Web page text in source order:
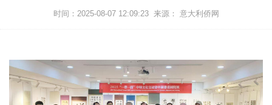
时间：2025-08-07 12:09:23 来源： 意大利侨网